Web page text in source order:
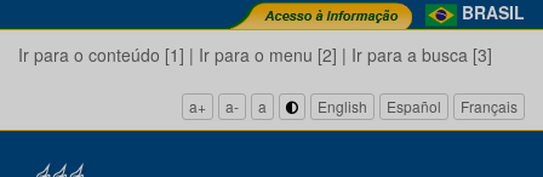
BRASIL
Ir para o conteúdo [1] | Ir para o menu [2] | Ir para a busca [3]
a+ a- a English Español Français